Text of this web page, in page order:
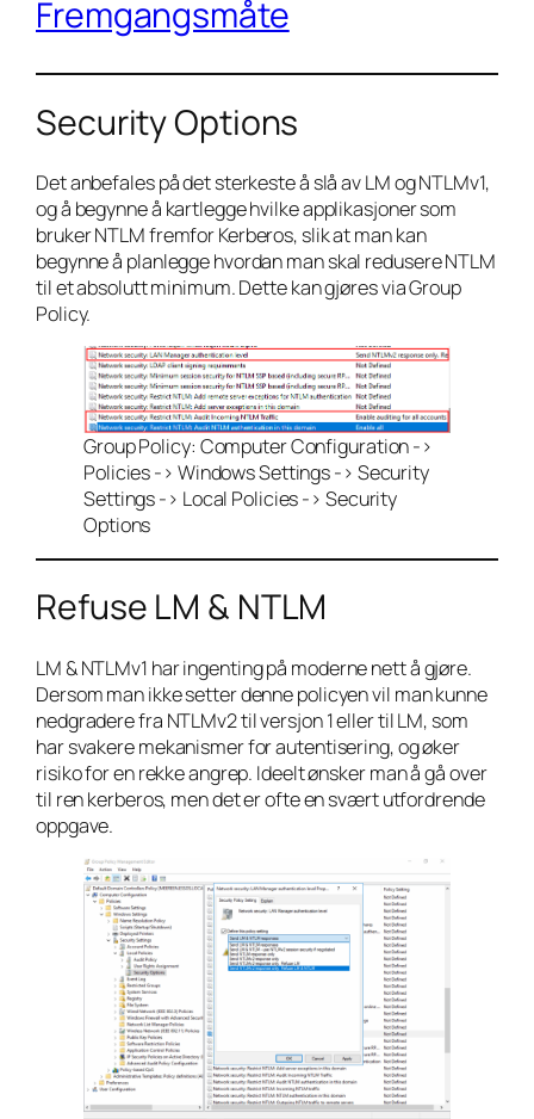
Fremgangsmåte
Security Options
Det anbefales på det sterkeste å slå av LM og NTLMv1,
og å begynne å kartlegge hvilke applikasjoner som
bruker NTLM fremfor Kerberos, slik at man kan
begynne å planlegge hvordan man skal redusere NTLM
til et absolutt minimum. Dette kan gjøres via Group
Policy.
Group Policy: Computer Configuration ->
Policies -> Windows Settings -> Security
Settings -> Local Policies -> Security
Options
Refuse LM & NTLM
LM & NTLMv1 har ingenting på moderne nett å gjøre.
Dersom man ikke setter denne policyen vil man kunne
nedgradere fra NTLMv2 til versjon 1 eller til LM, som
har svakere mekanismer for autentisering, og øker
risiko for en rekke angrep. Ideelt ønsker man å gå over
til ren kerberos, men det er ofte en svært utfordrende
oppgave.